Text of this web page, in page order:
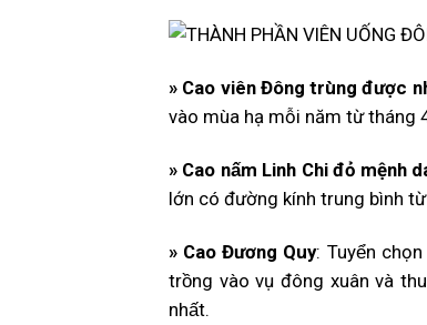
» Cao viên Đông trùng được
vào mùa hạ mỗi năm từ tháng
» Cao nấm Linh Chi đỏ mệnh
lớn có đường kính trung bình
» Cao Đương Quy: Tuyển
trồng vào vụ đông xuân và
nhất.